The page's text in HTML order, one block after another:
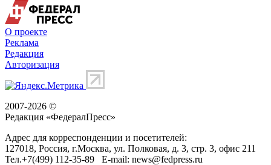
О проекте
Реклама
Редакция
Авторизация
2007-2026 ©
Редакция «ФедералПресс»
Адрес для корреспонденции и посетителей:
127018, Россия, г.Москва, ул. Полковая, д. 3, стр. 3, офис 211
Тел.+7(499) 112-35-89 E-mail: news@fedpress.ru